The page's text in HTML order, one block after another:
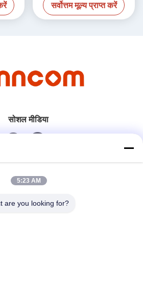
सर्वोत्तम मूल्य प्राप्त करें
सोशल मीडिया
त्वरित संपर्क
5:23 AM
are you looking for?